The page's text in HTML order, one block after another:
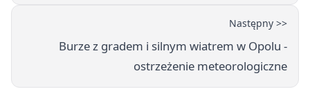
Następny >>
Burze z gradem i silnym wiatrem w Opolu -
ostrzeżenie meteorologiczne